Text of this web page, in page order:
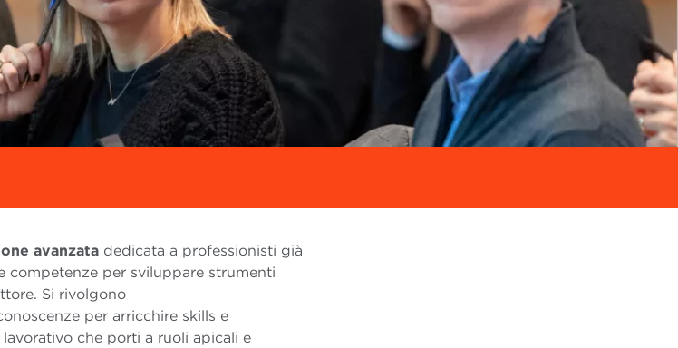
avanzata dedicata a professionisti già
competenze per sviluppare strumenti
Si rivolgono
per arricchire skills e
che porti a ruoli apicali e